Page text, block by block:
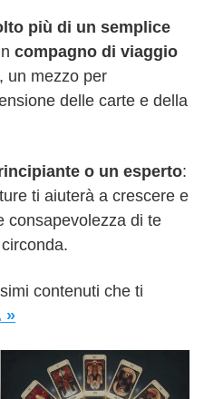
più di un semplice
compagno di viaggio
un mezzo per
delle carte e della
o un esperto:
ti aiuterà a crescere e
consapevolezza di te
contenuti che ti
»